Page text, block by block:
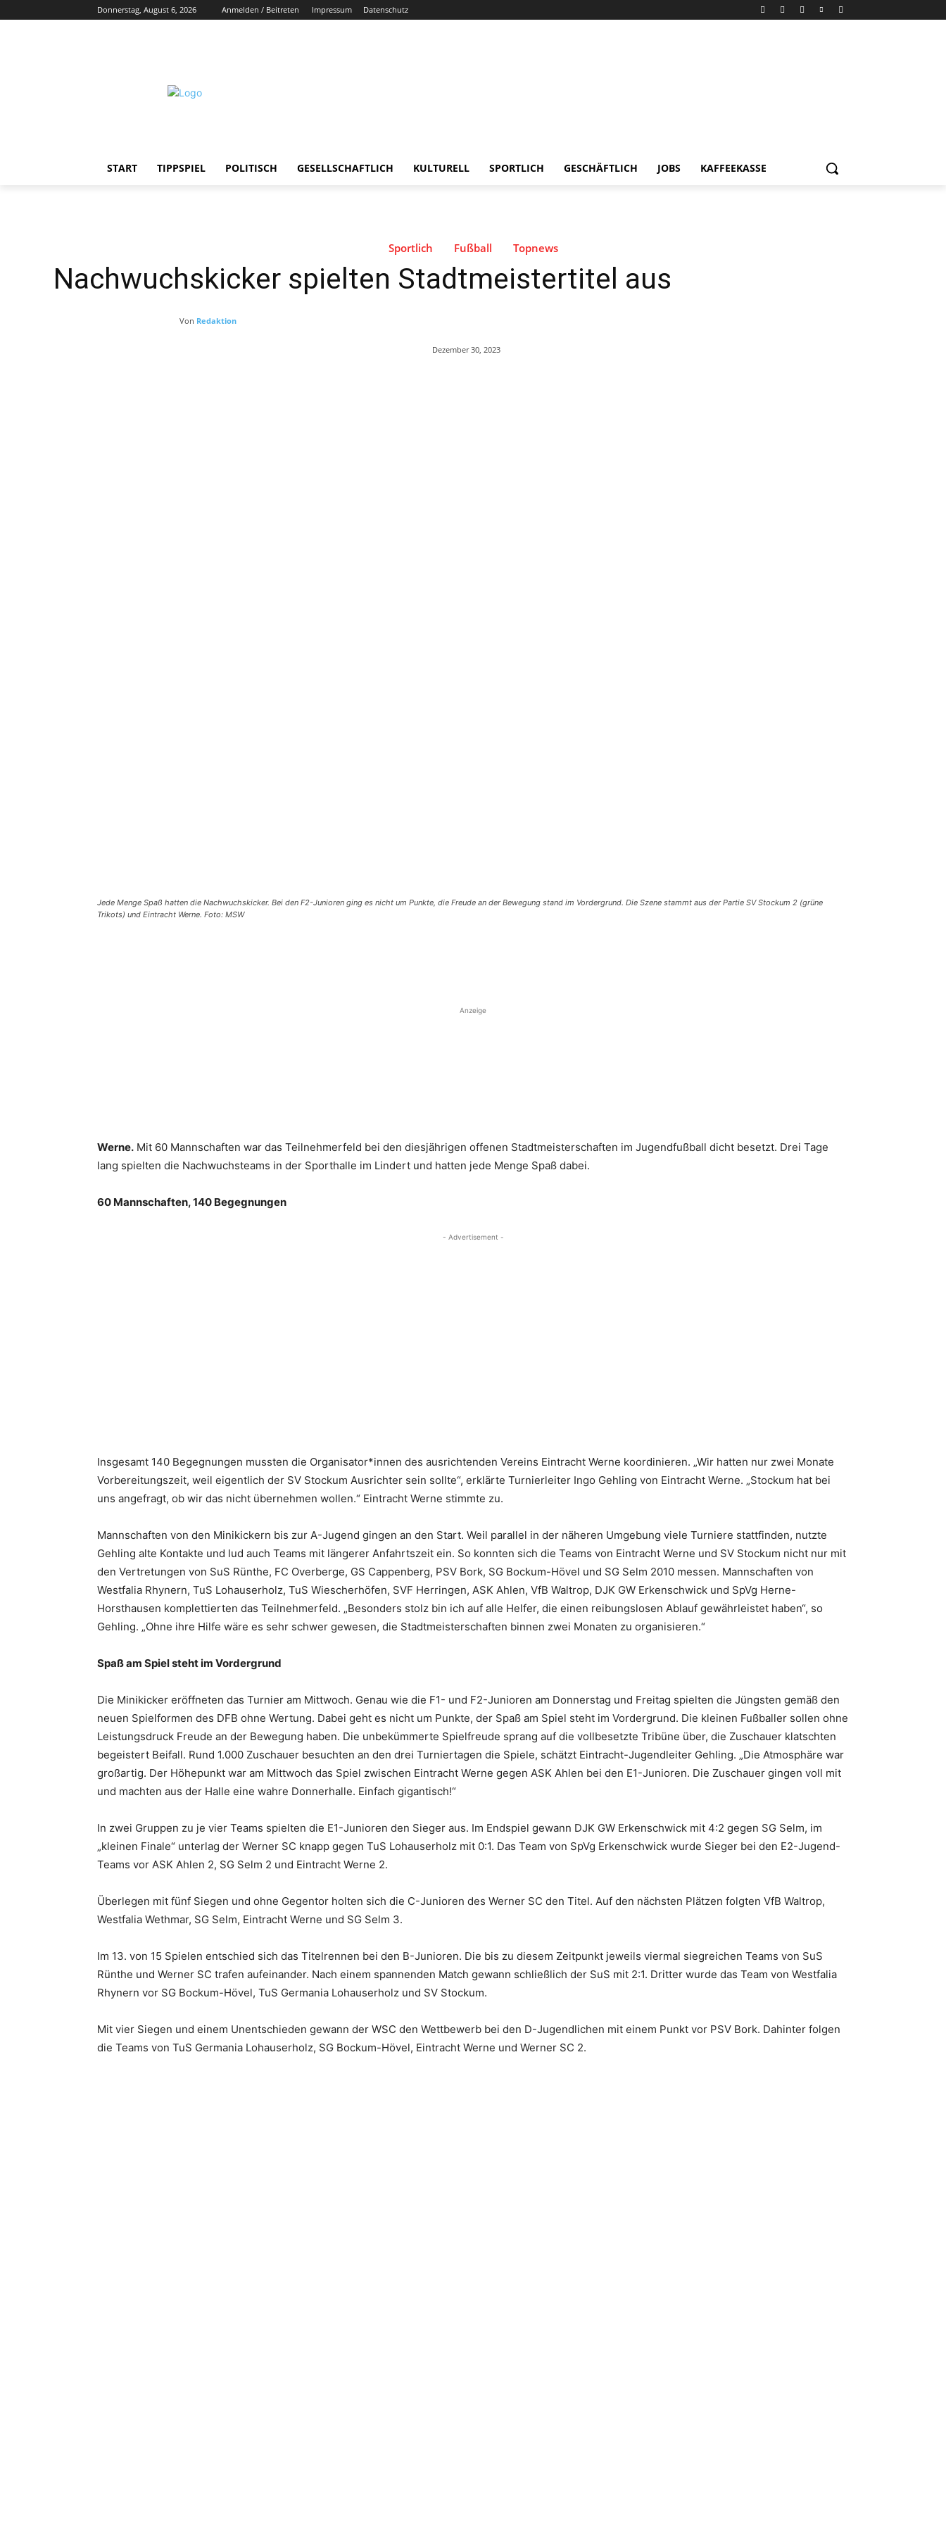
Donnerstag, August 6, 2026 Anmelden / Beitreten Impressum Datenschutz
START TIPPSPIEL POLITISCH GESELLSCHAFTLICH KULTURELL SPORTLICH GESCHÄFTLICH JOBS KAFFEEKASSE
Sportlich Fußball Topnews
Nachwuchskicker spielten Stadtmeistertitel aus
Von Redaktion
Dezember 30, 2023
Jede Menge Spaß hatten die Nachwuchskicker. Bei den F2-Junioren ging es nicht um Punkte, die Freude an der Bewegung stand im Vordergrund. Die Szene stammt aus der Partie SV Stockum 2 (grüne
Trikots) und Eintracht Werne. Foto: MSW
Anzeige
Werne. Mit 60 Mannschaften war das Teilnehmerfeld bei den diesjährigen offenen Stadtmeisterschaften im Jugendfußball dicht besetzt. Drei Tage
lang spielten die Nachwuchsteams in der Sporthalle im Lindert und hatten jede Menge Spaß dabei.
60 Mannschaften, 140 Begegnungen
- Advertisement -
Insgesamt 140 Begegnungen mussten die Organisator*innen des ausrichtenden Vereins Eintracht Werne koordinieren. „Wir hatten nur zwei Monate
Vorbereitungszeit, weil eigentlich der SV Stockum Ausrichter sein sollte“, erklärte Turnierleiter Ingo Gehling von Eintracht Werne. „Stockum hat bei
uns angefragt, ob wir das nicht übernehmen wollen.“ Eintracht Werne stimmte zu.
Mannschaften von den Minikickern bis zur A-Jugend gingen an den Start. Weil parallel in der näheren Umgebung viele Turniere stattfinden, nutzte
Gehling alte Kontakte und lud auch Teams mit längerer Anfahrtszeit ein. So konnten sich die Teams von Eintracht Werne und SV Stockum nicht nur mit
den Vertretungen von SuS Rünthe, FC Overberge, GS Cappenberg, PSV Bork, SG Bockum-Hövel und SG Selm 2010 messen. Mannschaften von
Westfalia Rhynern, TuS Lohauserholz, TuS Wiescherhöfen, SVF Herringen, ASK Ahlen, VfB Waltrop, DJK GW Erkenschwick und SpVg Herne-
Horsthausen komplettierten das Teilnehmerfeld. „Besonders stolz bin ich auf alle Helfer, die einen reibungslosen Ablauf gewährleistet haben“, so
Gehling. „Ohne ihre Hilfe wäre es sehr schwer gewesen, die Stadtmeisterschaften binnen zwei Monaten zu organisieren.“
Spaß am Spiel steht im Vordergrund
Die Minikicker eröffneten das Turnier am Mittwoch. Genau wie die F1- und F2-Junioren am Donnerstag und Freitag spielten die Jüngsten gemäß den
neuen Spielformen des DFB ohne Wertung. Dabei geht es nicht um Punkte, der Spaß am Spiel steht im Vordergrund. Die kleinen Fußballer sollen ohne
Leistungsdruck Freude an der Bewegung haben. Die unbekümmerte Spielfreude sprang auf die vollbesetzte Tribüne über, die Zuschauer klatschten
begeistert Beifall. Rund 1.000 Zuschauer besuchten an den drei Turniertagen die Spiele, schätzt Eintracht-Jugendleiter Gehling. „Die Atmosphäre war
großartig. Der Höhepunkt war am Mittwoch das Spiel zwischen Eintracht Werne gegen ASK Ahlen bei den E1-Junioren. Die Zuschauer gingen voll mit
und machten aus der Halle eine wahre Donnerhalle. Einfach gigantisch!“
In zwei Gruppen zu je vier Teams spielten die E1-Junioren den Sieger aus. Im Endspiel gewann DJK GW Erkenschwick mit 4:2 gegen SG Selm, im
„kleinen Finale“ unterlag der Werner SC knapp gegen TuS Lohauserholz mit 0:1. Das Team von SpVg Erkenschwick wurde Sieger bei den E2-Jugend-
Teams vor ASK Ahlen 2, SG Selm 2 und Eintracht Werne 2.
Überlegen mit fünf Siegen und ohne Gegentor holten sich die C-Junioren des Werner SC den Titel. Auf den nächsten Plätzen folgten VfB Waltrop,
Westfalia Wethmar, SG Selm, Eintracht Werne und SG Selm 3.
Im 13. von 15 Spielen entschied sich das Titelrennen bei den B-Junioren. Die bis zu diesem Zeitpunkt jeweils viermal siegreichen Teams von SuS
Rünthe und Werner SC trafen aufeinander. Nach einem spannenden Match gewann schließlich der SuS mit 2:1. Dritter wurde das Team von Westfalia
Rhynern vor SG Bockum-Hövel, TuS Germania Lohauserholz und SV Stockum.
Mit vier Siegen und einem Unentschieden gewann der WSC den Wettbewerb bei den D-Jugendlichen mit einem Punkt vor PSV Bork. Dahinter folgen
die Teams von TuS Germania Lohauserholz, SG Bockum-Hövel, Eintracht Werne und Werner SC 2.